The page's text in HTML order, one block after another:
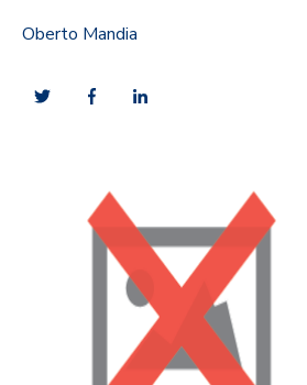
Oberto Mandia